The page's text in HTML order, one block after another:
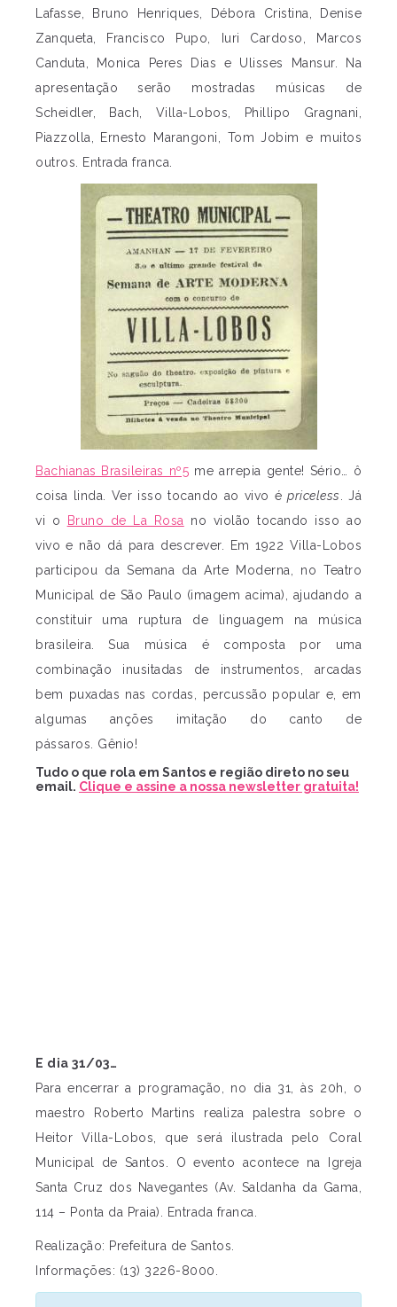
Lafasse, Bruno Henriques, Débora Cristina, Denise
Zanqueta, Francisco Pupo, Iuri Cardoso, Marcos
Canduta, Monica Peres Dias e Ulisses Mansur. Na
apresentação serão mostradas músicas de
Scheidler, Bach, Villa-Lobos, Phillipo Gragnani,
Piazzolla, Ernesto Marangoni, Tom Jobim e muitos
outros. Entrada franca.
Bachianas Brasileiras nº5 me arrepia gente! Sério… ô
coisa linda. Ver isso tocando ao vivo é priceless . Já
vi o
Bruno de La Rosa
no violão tocando isso ao
vivo e não dá para descrever. Em 1922 Villa-Lobos
participou da Semana da Arte Moderna, no Teatro
Municipal de São Paulo (imagem acima), ajudando a
constituir uma ruptura de linguagem na música
brasileira. Sua música é composta por uma
combinação inusitadas de instrumentos, arcadas
bem puxadas nas cordas, percussão popular e, em
algumas anções imitação do canto de
pássaros. Gênio!
Tudo o que rola em Santos e região direto no seu
email. Clique e assine a nossa newsletter gratuita!
E dia 31/03…
Para encerrar a programação, no dia 31, às 20h, o
maestro Roberto Martins realiza palestra sobre o
Heitor Villa-Lobos, que será ilustrada pelo Coral
Municipal de Santos. O evento acontece na Igreja
Santa Cruz dos Navegantes (Av. Saldanha da Gama,
114 – Ponta da Praia). Entrada franca.
Realização: Prefeitura de Santos.
Informações: (13) 3226-8000.